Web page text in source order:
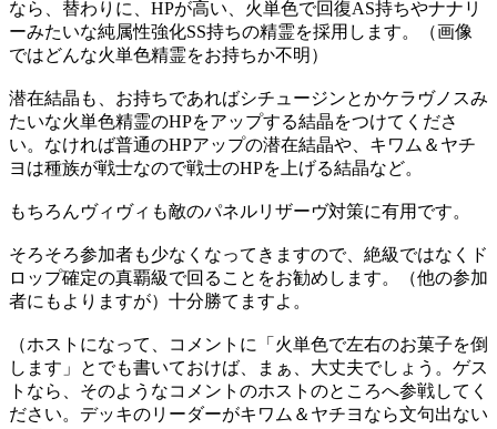
なら、替わりに、HPが高い、火単色で回復AS持ちやナナリ
ーみたいな純属性強化SS持ちの精霊を採用します。（画像
ではどんな火単色精霊をお持ちか不明）
潜在結晶も、お持ちであればシチュージンとかケラヴノスみ
たいな火単色精霊のHPをアップする結晶をつけてくださ
い。なければ普通のHPアップの潜在結晶や、キワム＆ヤチ
ヨは種族が戦士なので戦士のHPを上げる結晶など。
もちろんヴィヴィも敵のパネルリザーヴ対策に有用です。
そろそろ参加者も少なくなってきますので、絶級ではなくド
ロップ確定の真覇級で回ることをお勧めします。（他の参加
者にもよりますが）十分勝てますよ。
（ホストになって、コメントに「火単色で左右のお菓子を倒
します」とでも書いておけば、まぁ、大丈夫でしょう。ゲス
トなら、そのようなコメントのホストのところへ参戦してく
ださい。デッキのリーダーがキワム＆ヤチヨなら文句出ない